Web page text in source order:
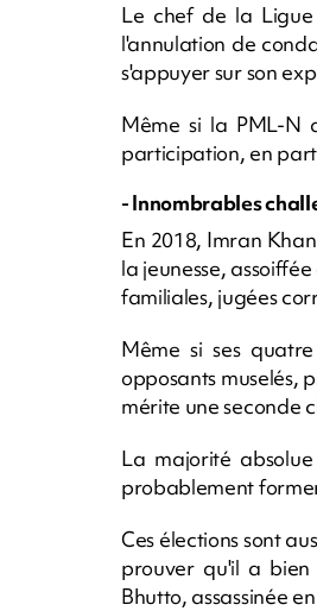
Le chef de la
l'annulation de
s'appuyer sur son
Même si la PML-N
participation, en
- Innombrables
En 2018, Imran
la jeunesse,
familiales, jugées
Même si ses
opposants muselés,
mérite une seconde
La majorité
probablement
Ces élections sont
prouver qu'il a bien
Bhutto, assassinée